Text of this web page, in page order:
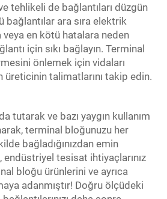
tehlikeli de bağlantıları düzgün
bağlantılar ara sıra elektrik
veya en kötü hatalara neden
için sıkı bağlayın. Terminal
önlemek için vidaları
üreticinin talimatlarını takip edin.
tutarak ve bazı yaygın kullanım
terminal bloğunuzu her
bağladığınızdan emin
tesisat ihtiyaçlarınız
bloğu ürünlerini ve ayrıca
adanmıştır! Doğru ölçüdeki